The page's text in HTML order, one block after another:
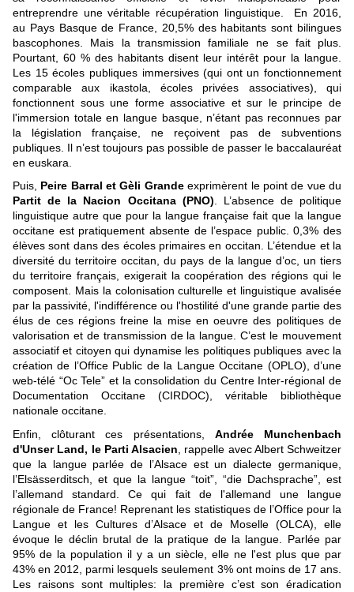
entreprendre une véritable récupération linguistique. En 2016,
au Pays Basque de France, 20,5% des habitants sont bilingues
bascophones. Mais la transmission familiale ne se fait plus.
Pourtant, 60 % des habitants disent leur intérêt pour la langue.
Les 15 écoles publiques immersives (qui ont un fonctionnement
comparable aux ikastola, écoles privées associatives), qui
fonctionnent sous une forme associative et sur le principe de
l'immersion totale en langue basque, n’étant pas reconnues par
la législation française, ne reçoivent pas de subventions
publiques. Il n’est toujours pas possible de passer le baccalauréat
en euskara.
Puis, Peire Barral et Gèli Grandeexprimèrent le point de vue du
Partit de la Nacion Occitana (PNO). L’absence de politique
linguistique autre que pour la langue française fait que la langue
occitane est pratiquement absente de l’espace public. 0,3% des
élèves sont dans des écoles primaires en occitan. L’étendue et la
diversité du territoire occitan, du pays de la langue d’oc, un tiers
du territoire français, exigerait la coopération des régions qui le
composent. Mais la colonisation culturelle et linguistique avalisée
par la passivité, l'indifférence ou l'hostilité d'une grande partie des
élus de ces régions freine la mise en oeuvre des politiques de
valorisation et de transmission de la langue. C’est le mouvement
associatif et citoyen qui dynamise les politiques publiques avec la
création de l’Office Public de la Langue Occitane (OPLO), d’une
web-télé “Oc Tele” et la consolidation du Centre Inter-régional de
Documentation Occitane (CIRDOC), véritable bibliothèque
nationale occitane.
Enfin, clôturant ces présentations, Andrée Munchenbach
d'Unser Land, le Parti Alsacien , rappelle avec Albert Schweitzer
que la langue parlée de l’Alsace est un dialecte germanique,
l’Elsässerditsch, et que la langue “toit”, “die Dachsprache”, est
l’allemand standard. Ce qui fait de l'allemand une langue
régionale de France! Reprenant les statistiques de l’Office pour la
Langue et les Cultures d’Alsace et de Moselle (OLCA), elle
évoque le déclin brutal de la pratique de la langue. Parlée par
95% de la population il y a un siècle, elle ne l'est plus que par
43% en 2012, parmi lesquels seulement 3% ont moins de 17 ans.
Les raisons sont multiples: la première c’est son éradication